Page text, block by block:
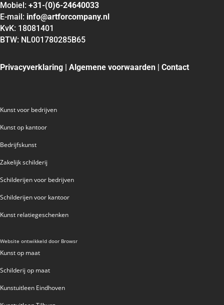
Mobiel: +31-(0)6-24640033
E-mail: info@artforcompany.nl
KvK: 18081401
BTW: NL001780285B65
Privacyverklaring | Algemene voorwaarden | Contact
Kunst voor bedrijven
Kunst op kantoor
Bedrijfskunst
Zakelijk schilderij
Schilderijen voor bedrijven
Schilderijen voor kantoor
Kunst relatiegeschenken
Website ontwikkeld door Browsr
Kunst op maat
Schilderij op maat
Kunstuitleen Eindhoven